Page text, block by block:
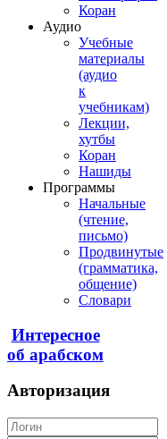
Коран
Аудио
Учебные
материалы
(аудио
к
учебникам)
Лекции,
хутбы
Коран
Нашиды
Программы
Начальные
(чтение,
письмо)
Продвинутые
(грамматика,
общение)
Словари
Интересное
об арабском
Авторизация